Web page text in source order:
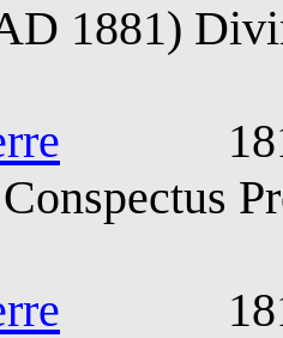
1881)
1815-
1815-